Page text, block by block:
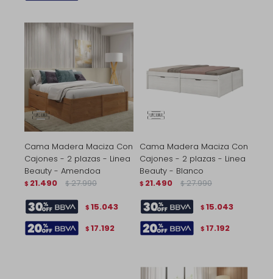
Cama Madera Maciza Con
Cajones - 2 plazas - Linea
Beauty - Amendoa
$ 21.490 $ 27.990
$ 15.043
$ 17.192
Cama Madera Maciza Con
Cajones - 2 plazas - Linea
Beauty - Blanco
$ 21.490 $ 27.990
$ 15.043
$ 17.192